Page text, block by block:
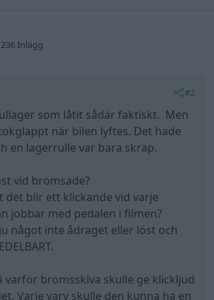
Inlägg
#2
som låtit sådär faktiskt. Men
när bilen lyftes. Det hade
en lagerrulle var bara skräp.
vid bromsade?
det blir ett klickande vid varje
jobbar med pedalen i filmen?
något inte ådraget eller löst och
varför bromsskiva skulle ge klickljud
Varje varv skulle den kunna ha en